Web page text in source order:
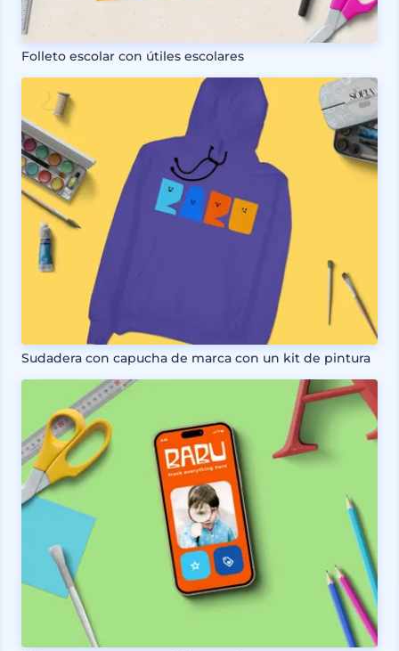
Folleto escolar con útiles escolares
Sudadera con capucha de marca con un kit de pintura